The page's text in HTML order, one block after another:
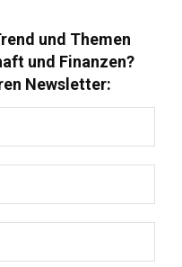
und Themen
und Finanzen?
Newsletter: